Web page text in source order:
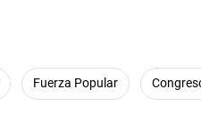
Fuerza Popular